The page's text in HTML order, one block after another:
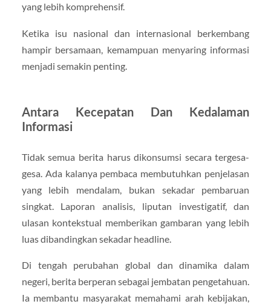
yang lebih komprehensif.
Ketika isu nasional dan internasional berkembang
hampir bersamaan, kemampuan menyaring informasi
menjadi semakin penting.
Antara Kecepatan Dan Kedalaman
Informasi
Tidak semua berita harus dikonsumsi secara tergesa-
gesa. Ada kalanya pembaca membutuhkan penjelasan
yang lebih mendalam, bukan sekadar pembaruan
singkat. Laporan analisis, liputan investigatif, dan
ulasan kontekstual memberikan gambaran yang lebih
luas dibandingkan sekadar headline.
Di tengah perubahan global dan dinamika dalam
negeri, berita berperan sebagai jembatan pengetahuan.
Ia membantu masyarakat memahami arah kebijakan,